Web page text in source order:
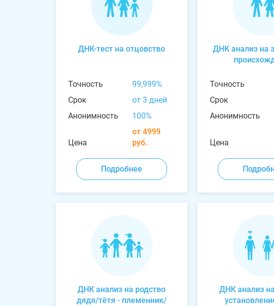
ДНК-тест на отцовство
Точность
99,999%
Срок
от 3 дней
Анонимность
100%
Цена
от 4999
руб.
Подробнее
ДНК анализ на
Точность
Срок
Анонимность
Цена
ДНК анализ на родство
дядя/тётя - племенник/
ДНК анализ